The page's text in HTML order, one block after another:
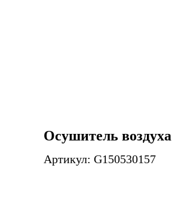
Осушитель воздуха
Артикул: G150530157